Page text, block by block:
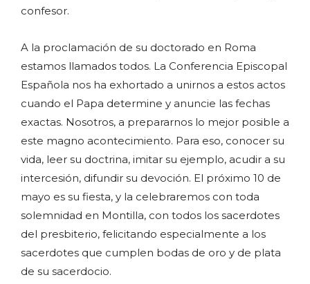
confesor.
A la proclamación de su doctorado en Roma
estamos llamados todos. La Conferencia Episcopal
Española nos ha exhortado a unirnos a estos actos
cuando el Papa determine y anuncie las fechas
exactas. Nosotros, a prepararnos lo mejor posible a
este magno acontecimiento. Para eso, conocer su
vida, leer su doctrina, imitar su ejemplo, acudir a su
intercesión, difundir su devoción. El próximo 10 de
mayo es su fiesta, y la celebraremos con toda
solemnidad en Montilla, con todos los sacerdotes
del presbiterio, felicitando especialmente a los
sacerdotes que cumplen bodas de oro y de plata
de su sacerdocio.